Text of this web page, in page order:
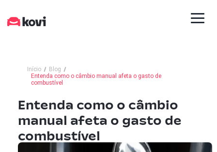
Início
Blog
Entenda como o câmbio manual afeta o gasto de
combustível
Entenda como o câmbio
manual afeta o gasto de
combustível